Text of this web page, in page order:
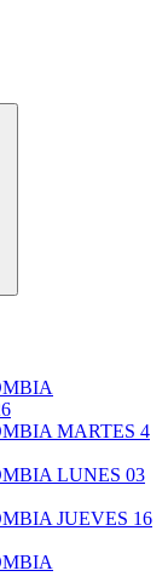
MARTES 4
LUNES 03
JUEVES 16